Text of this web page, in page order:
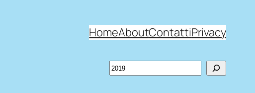
HomeAboutContattiPrivacy
Search